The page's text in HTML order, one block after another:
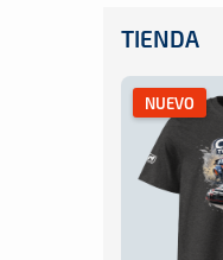
TIENDA
NUEVO